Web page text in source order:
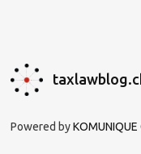
Powered byKOMUNIQUE